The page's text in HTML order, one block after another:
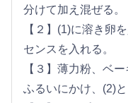
分けて加え混ぜる。
【２】(1)に溶き卵
センスを入れる。
【３】薄力粉、ベ
ふるいにかけ、(2)